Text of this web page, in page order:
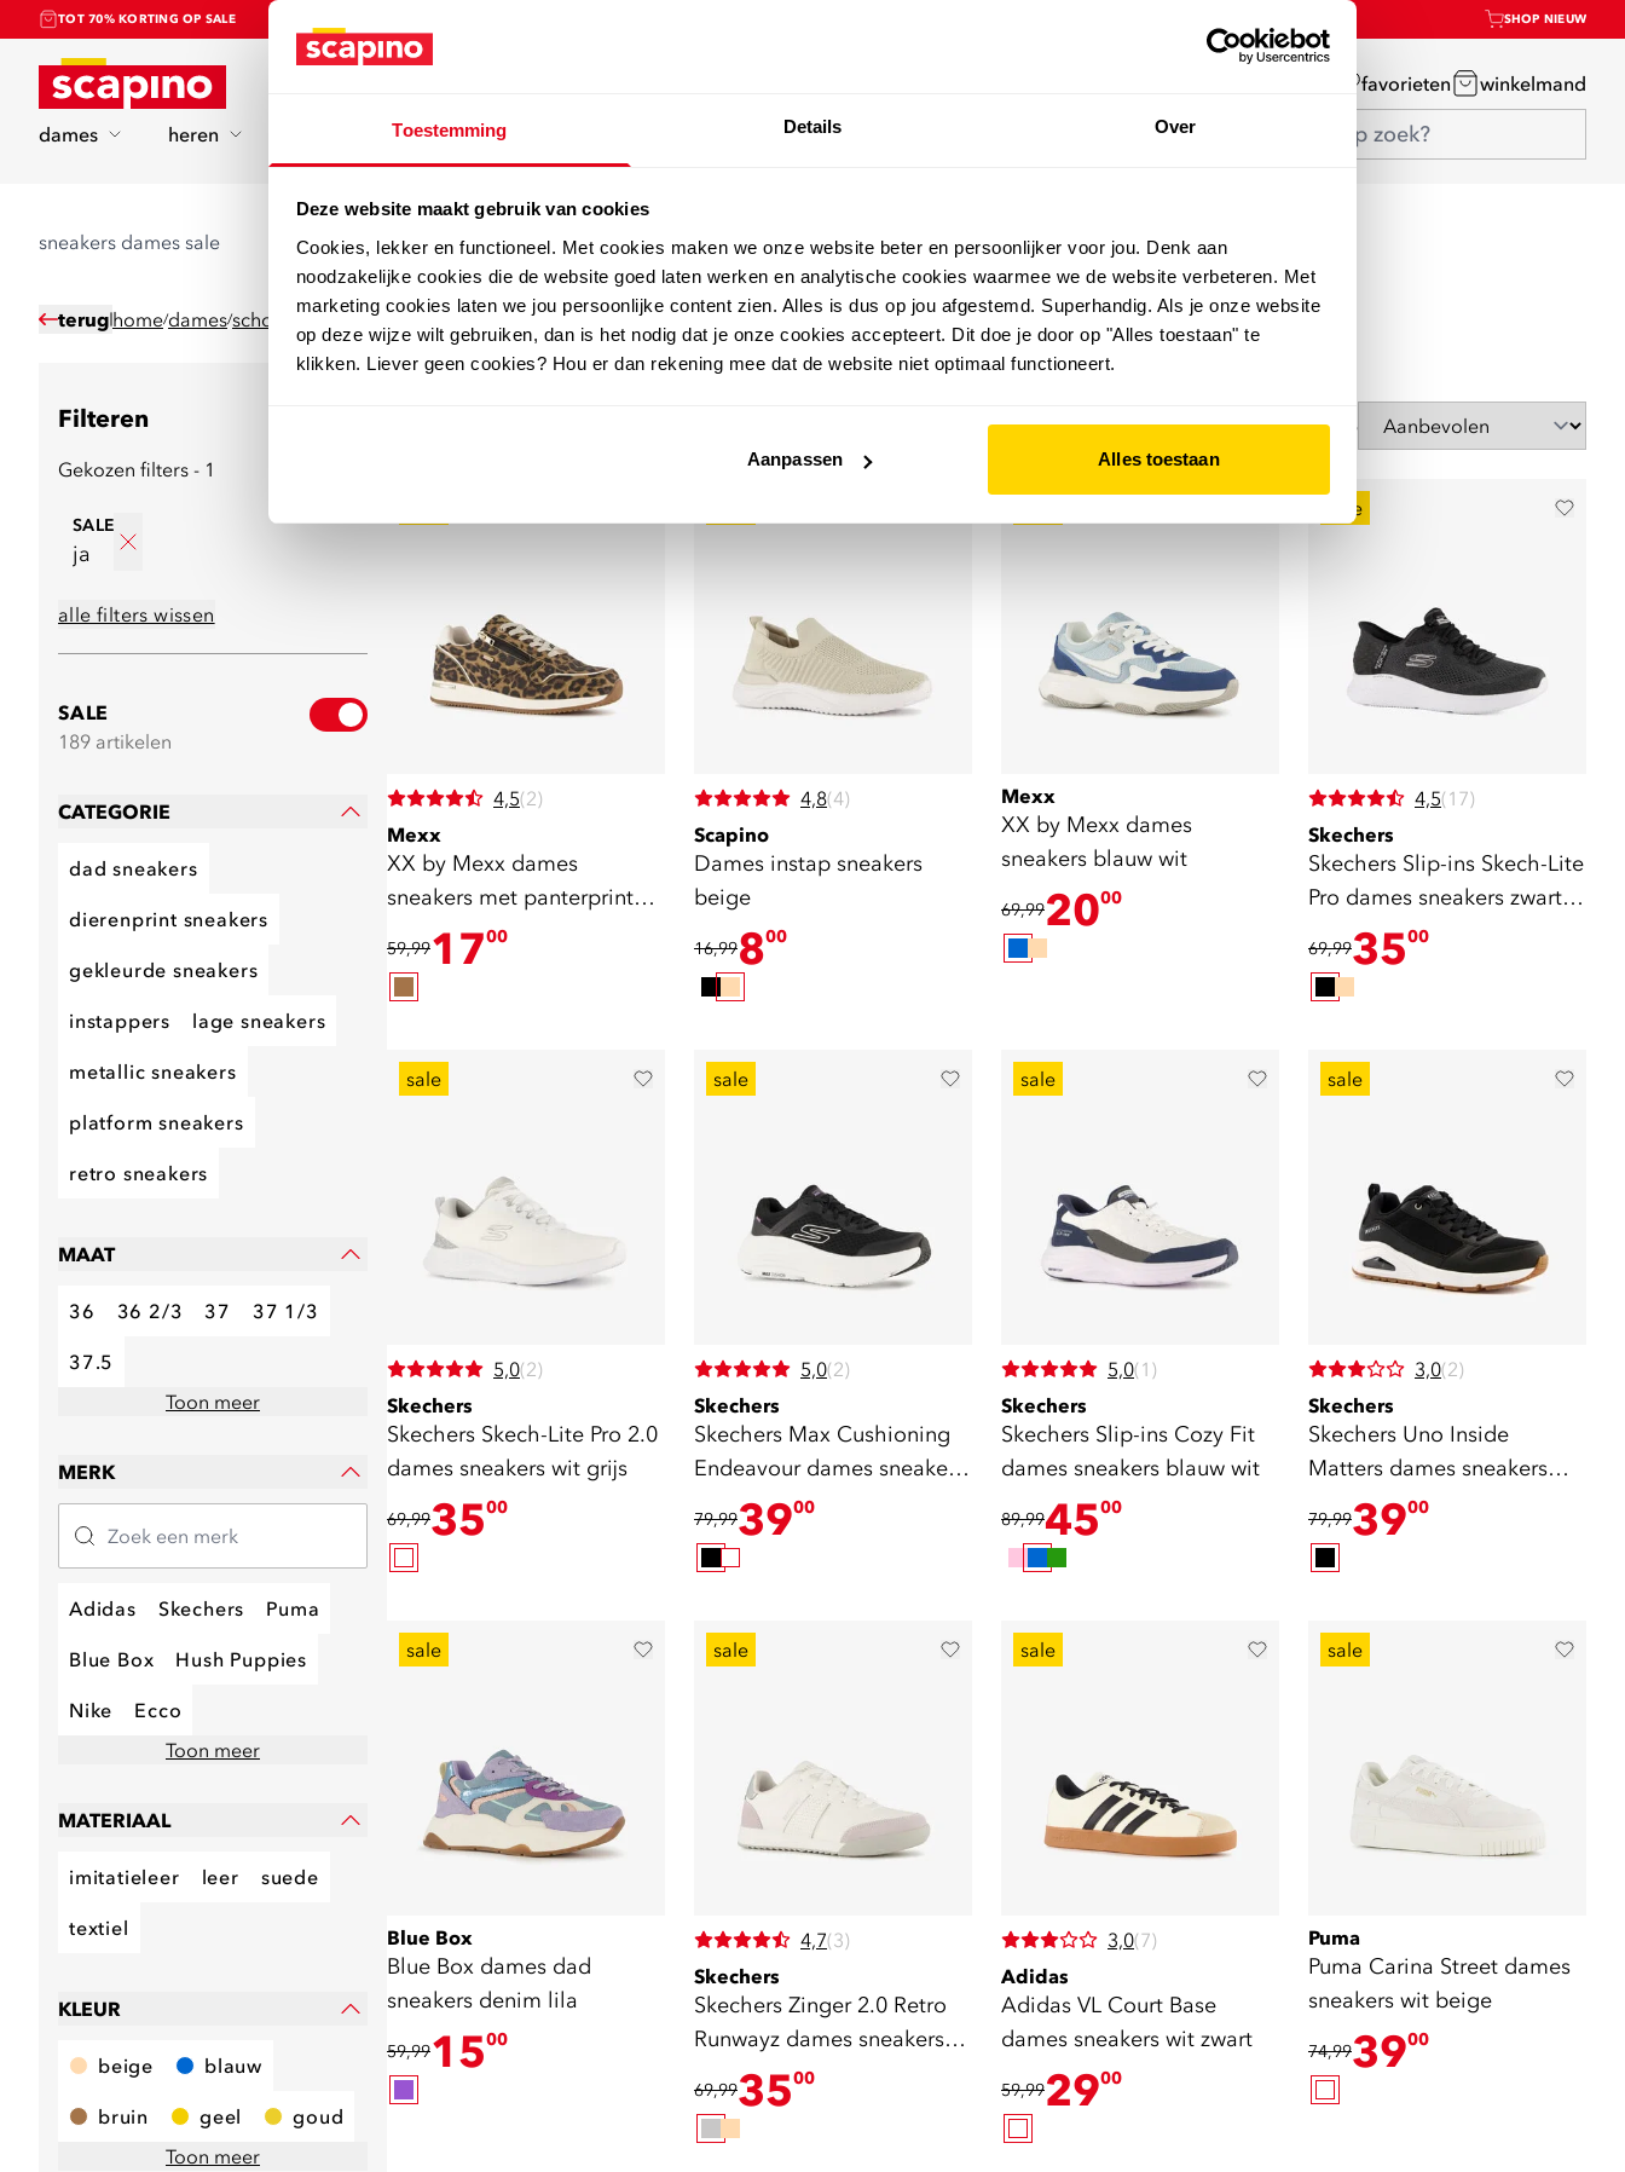
Toestemming Details Over
Deze website maakt gebruik van cookies
Cookies, lekker en functioneel. Met cookies maken we onze website beter en persoonlijker voor jou. Denk aan
noodzakelijke cookies die de website goed laten werken en analytische cookies waarmee we de website verbeteren. Met
marketing cookies laten we jou persoonlijke content zien. Alles is dus op jou afgestemd. Superhandig. Als je onze website
op deze wijze wilt gebruiken, dan is het nodig dat je onze cookies accepteert. Dit doe je door op "Alles toestaan" te
klikken. Liever geen cookies? Hou er dan rekening mee dat de website niet optimaal functioneert.
Aanpassen Alles toestaan
TOT 70% KORTING OP SALE SHOP NIEUW
Home favorieten winkelmand
dames heren sport merken
sneakers dames sale
terug home/dames/schoenen sneakers
Filteren
Gekozen filters - 1
SALE
ja
alle filters wissen
SALE
189 artikelen
CATEGORIE
dad sneakers
dierenprint sneakers
gekleurde sneakers
instappers lage sneakers
metallic sneakers
platform sneakers
retro sneakers
MAAT
36 36 2/3 37 37 1/3
37.5
Toon meer
MERK
Adidas Skechers Puma
Blue Box Hush Puppies
Nike
Ecco
Toon meer
MATERIAAL
imitatieleer leer suede
textiel
KLEUR
beige blauw
bruin geel
goud
Toon meer
Sorteer op
4,5(2)
Mexx
XX by Mexx dames
sneakers met panterprint
bruin
59,991700
4,8(4)
Scapino
Dames instap sneakers
beige
16,99800
Mexx
XX by Mexx dames
sneakers blauw wit
69,992000
sale
4,5(17)
Skechers
Skechers Slip-ins Skech-Lite
Pro dames sneakers zwart
69,993500
sale
5,0(2)
Skechers
Skechers Skech-Lite Pro 2.0
dames sneakers wit grijs
69,993500
sale
5,0(2)
Skechers
Skechers Max Cushioning
Endeavour dames sneakers
zwart
79,993900
sale
5,0(1)
Skechers
Skechers Slip-ins Cozy Fit
dames sneakers blauw wit
89,994500
sale
3,0(2)
Skechers
Skechers Uno Inside
Matters dames sneakers
zwart
79,993900
sale
Blue Box
Blue Box dames dad
sneakers denim lila
59,991500
sale
4,7(3)
Skechers
Skechers Zinger 2.0 Retro
Runwayz dames sneakers
69,993500
sale
3,0(7)
Adidas
Adidas VL Court Base
dames sneakers wit zwart
59,992900
sale
Puma
Puma Carina Street dames
sneakers wit beige
74,993900